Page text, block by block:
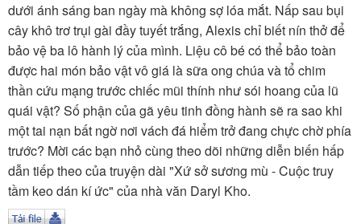
dưới ánh sáng ban ngày mà không sợ lóa mắt. Nấp sau bụi
cây khô trơ trụi gài đầy tuyết trắng, Alexis chỉ biết nín thở để
bảo vệ ba lô hành lý của mình. Liệu cô bé có thể bảo toàn
được hai món bảo vật vô giá là sữa ong chúa và tổ chim
thần cứu mạng trước chiếc mũi thính như sói hoang của lũ
quái vật? Số phận của gã yêu tinh đồng hành sẽ ra sao khi
một tai nạn bất ngờ nơi vách đá hiểm trở đang chực chờ phía
trước? Mời các bạn nhỏ cùng theo dõi những diễn biến hấp
dẫn tiếp theo của truyện dài "Xứ sở sương mù - Cuộc truy
tầm keo dán kí ức" của nhà văn Daryl Kho.